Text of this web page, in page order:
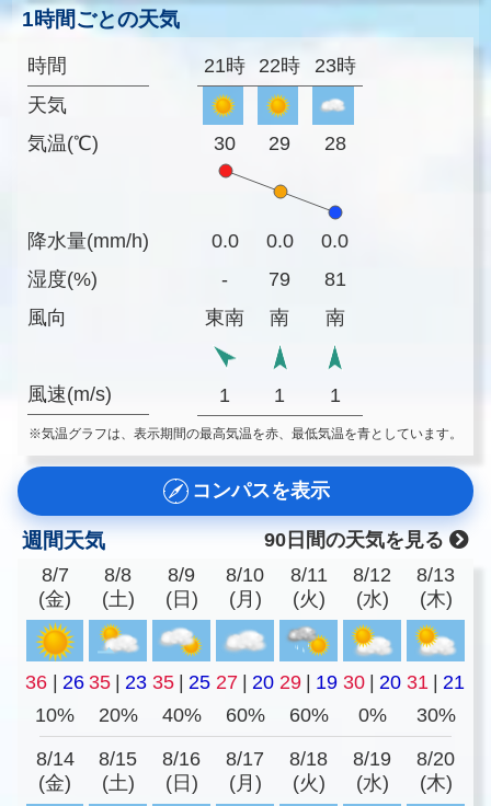
1時間ごとの天気
時間
天気
気温(℃)
降水量(mm/h)
湿度(%)
風向
風速(m/s)
21時 22時 23時
30 29 28
0.0 0.0
0.0
-
79
81
東南
南 南
1 1 1
※気温グラフは、表示期間の最高気温を赤、最低気温を青としています。
コンパスを表示
週間天気
90日間の天気を見る
8/7
(金)
8/8
(土)
8/9
(日)
8/10
(月)
8/11
(火)
8/12
(水)
8/13
(木)
36 | 26 35 | 23 35 | 25 27 | 20 29 | 19 30 | 20 31 | 21
10%
20% 40% 60% 60% 0% 30%
8/14
(金)
8/15
(土)
8/16
(日)
8/17
(月)
8/18
(火)
8/19
(水)
8/20
(木)